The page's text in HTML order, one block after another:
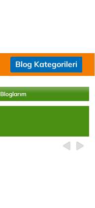
Blog Kategorileri
Bloglarım